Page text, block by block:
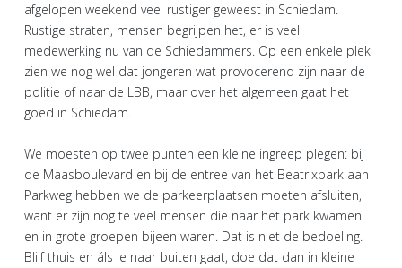
afgelopen weekend veel rustiger geweest in Schiedam.
Rustige straten, mensen begrijpen het, er is veel
medewerking nu van de Schiedammers. Op een enkele plek
zien we nog wel dat jongeren wat provocerend zijn naar de
politie of naar de LBB, maar over het algemeen gaat het
goed in Schiedam.
We moesten op twee punten een kleine ingreep plegen: bij
de Maasboulevard en bij de entree van het Beatrixpark aan
Parkweg hebben we de parkeerplaatsen moeten afsluiten,
want er zijn nog te veel mensen die naar het park kwamen
en in grote groepen bijeen waren. Dat is niet de bedoeling.
Blijf thuis en áls je naar buiten gaat, doe dat dan in kleine